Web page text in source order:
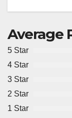
Average
5 Star
4 Star
3 Star
2 Star
1 Star